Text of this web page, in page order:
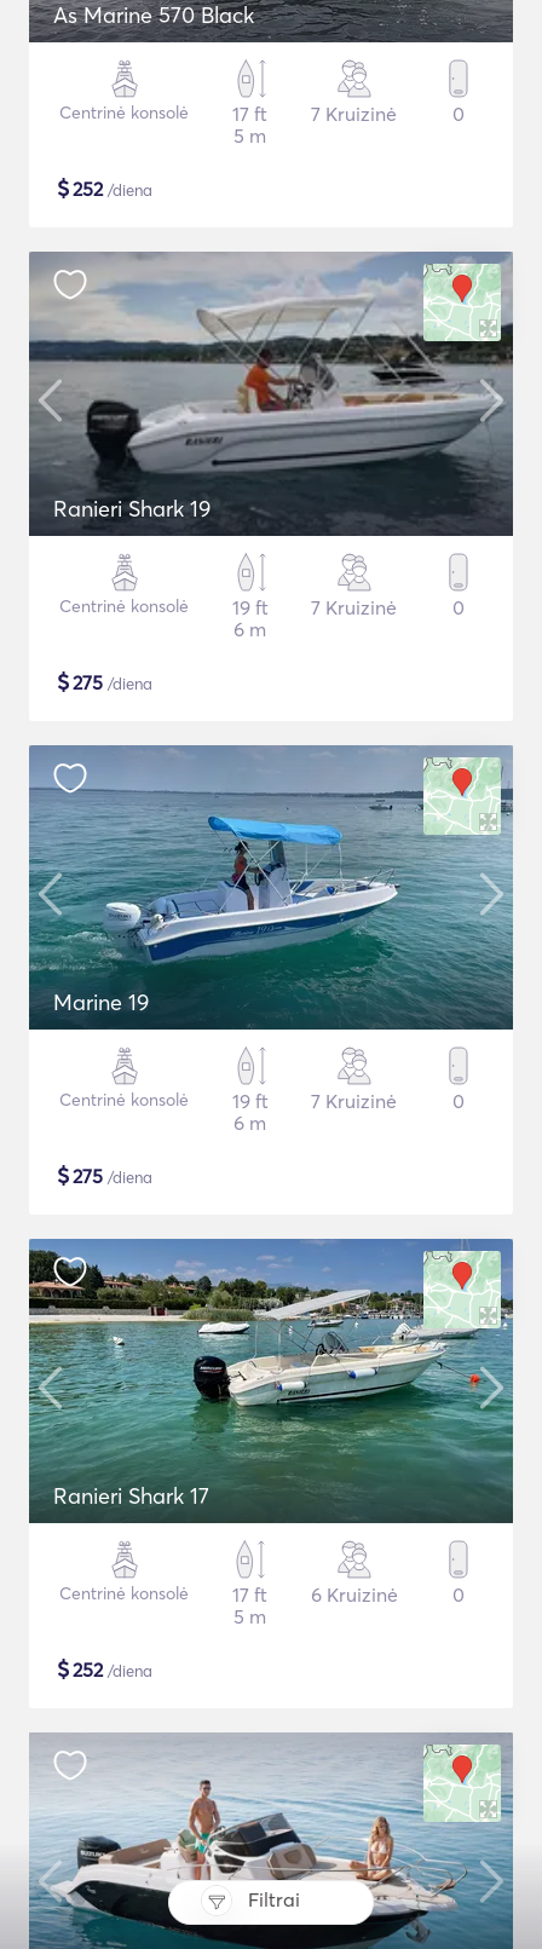
Filtrai
As Marine 570 Black
Centrinė konsolė
17 ft
5 m
7 Kruizinė 0
$252/diena
Ranieri Shark 19
Centrinė konsolė
19 ft
6 m
7 Kruizinė 0
$275 /diena
Marine 19
Centrinė konsolė
19 ft
6 m
7 Kruizinė 0
$275 /diena
Ranieri Shark 17
Centrinė konsolė
17 ft
5 m
6 Kruizinė 0
$252/diena